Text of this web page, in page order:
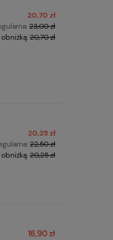
20,70 zł
23,00 zł
20,70 zł
20,25 zł
22,50 zł
20,25 zł
16,90 zł